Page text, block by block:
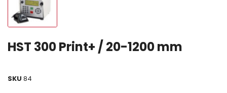
HST 300 Print+ / 20-1200 mm
SKU 84